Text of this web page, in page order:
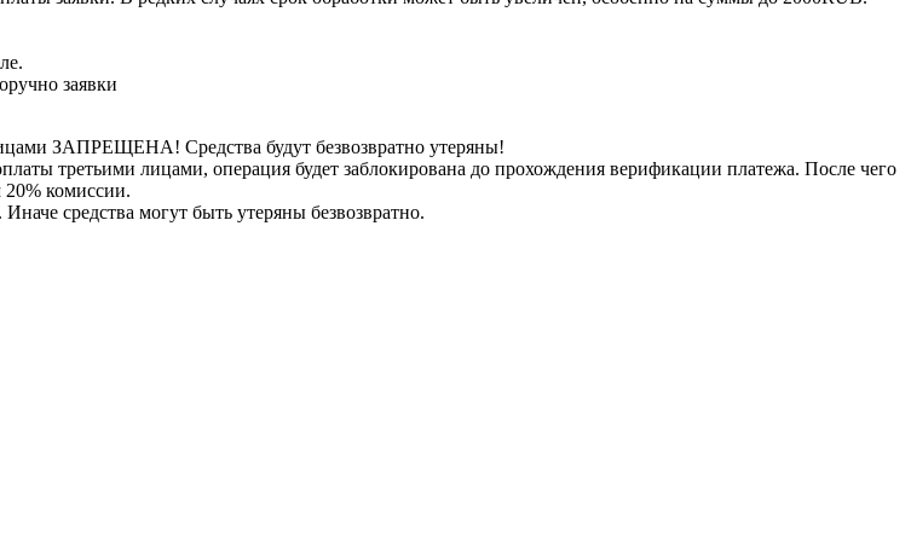
заявки
ЗАПРЕЩЕНА! Средства будут безвозвратно утеряны!
третьими лицами, операция будет заблокирована до прохождения верификации платежа. После чего
20% комиссии.
средства могут быть утеряны безвозвратно.